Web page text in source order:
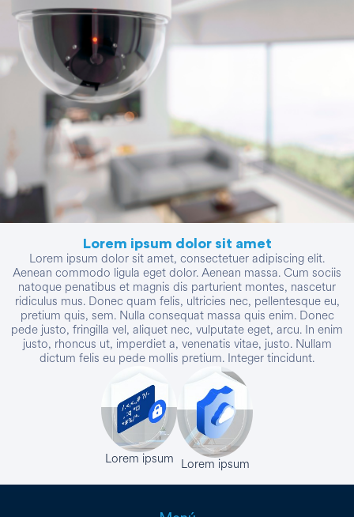
Lorem ipsum dolor sit amet
Lorem ipsum dolor sit amet, consectetuer adipiscing elit.
Aenean commodo ligula eget dolor. Aenean massa. Cum sociis
natoque penatibus et magnis dis parturient montes, nascetur
ridiculus mus. Donec quam felis, ultricies nec, pellentesque eu,
pretium quis, sem. Nulla consequat massa quis enim. Donec
pede justo, fringilla vel, aliquet nec, vulputate eget, arcu. In enim
justo, rhoncus ut, imperdiet a, venenatis vitae, justo. Nullam
dictum felis eu pede mollis pretium. Integer tincidunt.
Lorem ipsum Lorem ipsum